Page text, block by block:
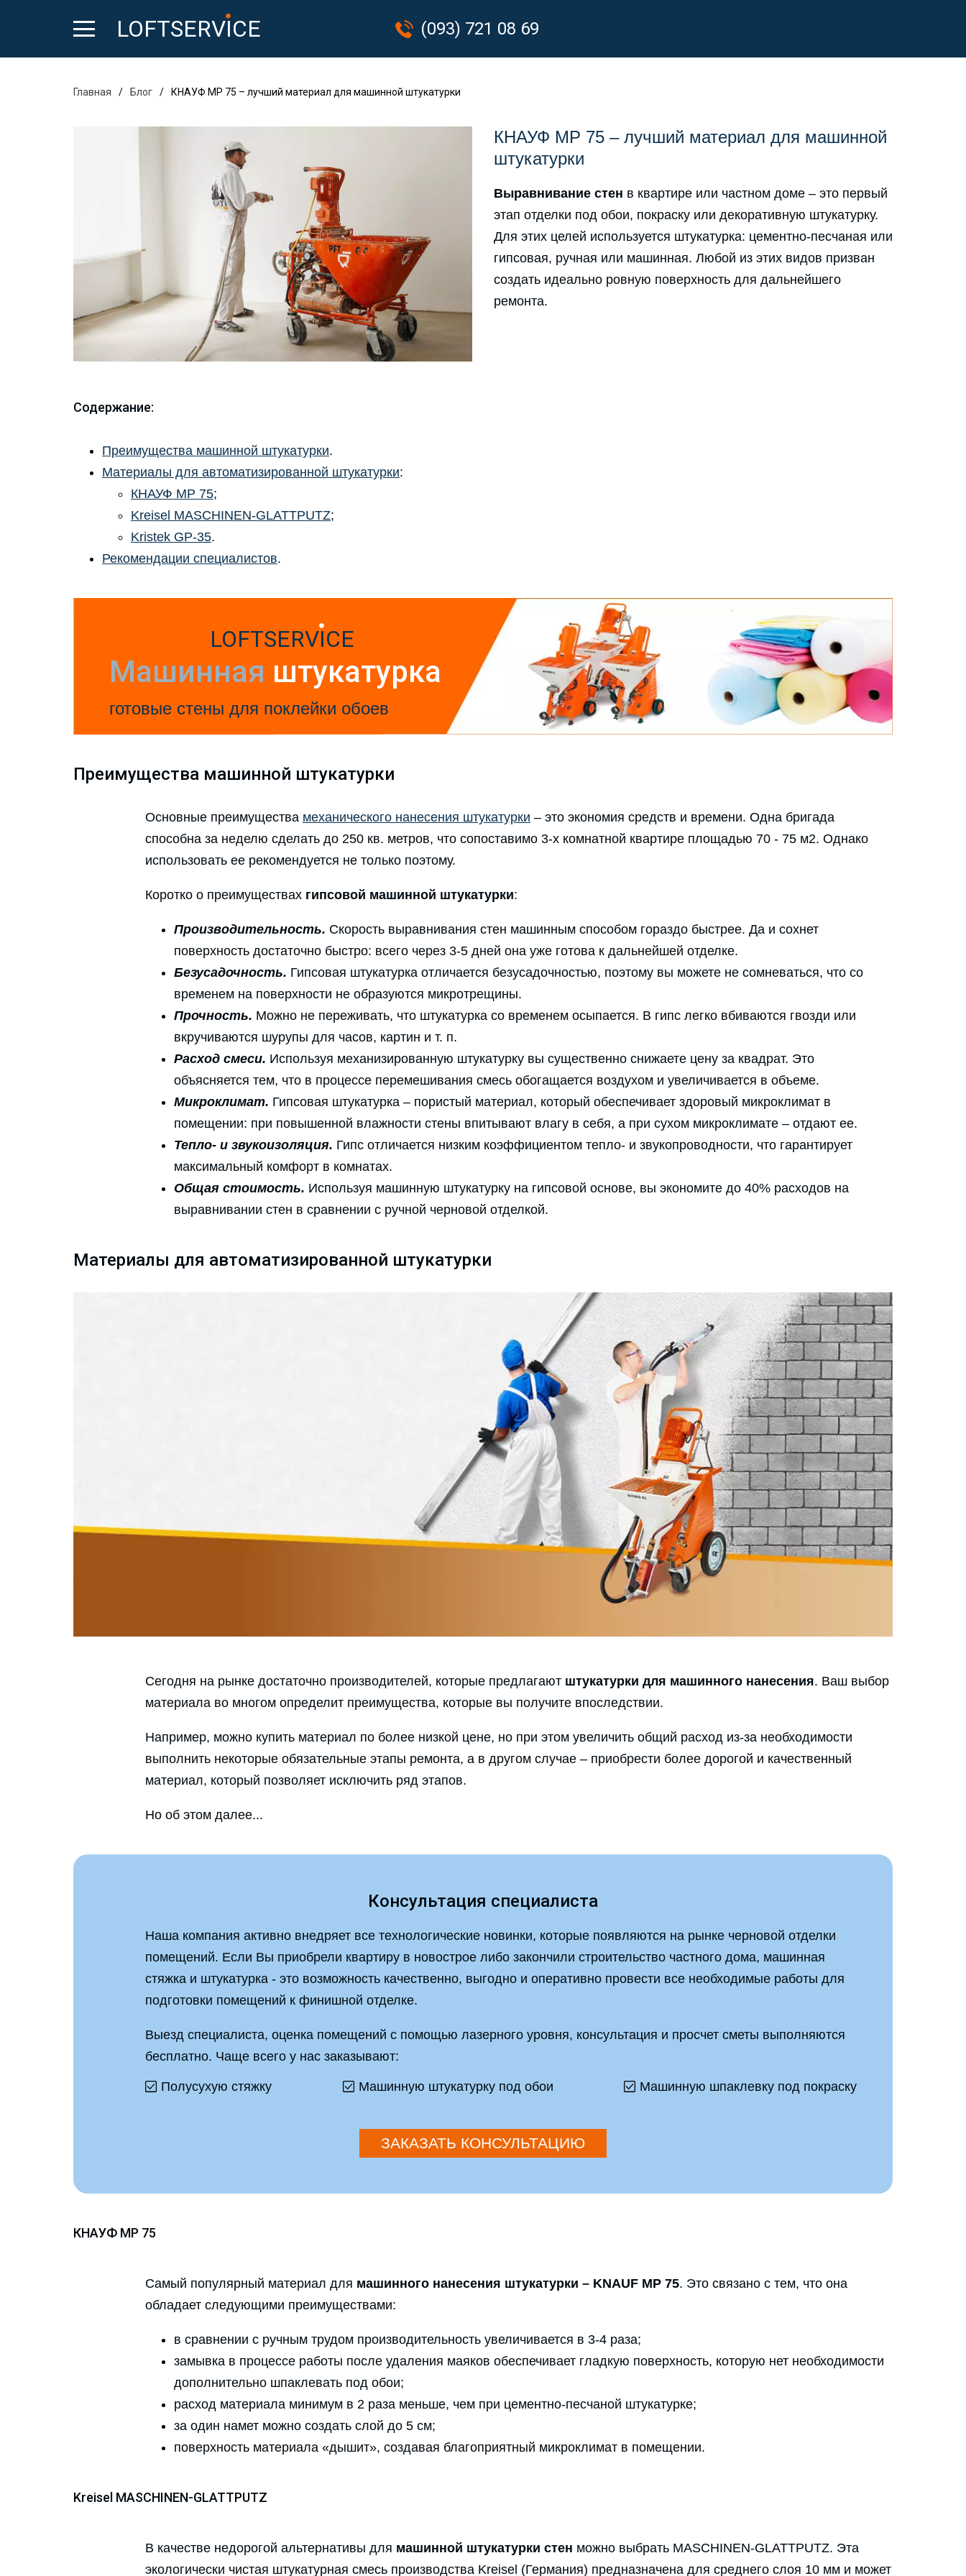
LOFTSERVICE (093) 721 08 69
Главная / Блог / КНАУФ MP 75 – лучший материал для машинной штукатурки
КНАУФ MP 75 – лучший материал для машинной
штукатурки
Выравнивание стен в квартире или частном доме – это первый
этап отделки под обои, покраску или декоративную штукатурку.
Для этих целей используется штукатурка: цементно-песчаная или
гипсовая, ручная или машинная. Любой из этих видов призван
создать идеально ровную поверхность для дальнейшего
ремонта.
Содержание:
Преимущества машинной штукатурки.
Материалы для автоматизированной штукатурки:
КНАУФ MP 75;
Kreisel MASCHINEN-GLATTPUTZ;
Kristek GP-35.
Рекомендации специалистов.
LOFTSERVICE
Машинная штукатурка
готовые стены для поклейки обоев
Преимущества машинной штукатурки
Основные преимущества механического нанесения штукатурки – это экономия средств и времени. Одна бригада
способна за неделю сделать до 250 кв. метров, что сопоставимо 3-х комнатной квартире площадью 70 - 75 м2. Однако
использовать ее рекомендуется не только поэтому.
Коротко о преимуществах гипсовой машинной штукатурки:
Производительность. Скорость выравнивания стен машинным способом гораздо быстрее. Да и сохнет
поверхность достаточно быстро: всего через 3-5 дней она уже готова к дальнейшей отделке.
Безусадочность. Гипсовая штукатурка отличается безусадочностью, поэтому вы можете не сомневаться, что со
временем на поверхности не образуются микротрещины.
Прочность. Можно не переживать, что штукатурка со временем осыпается. В гипс легко вбиваются гвозди или
вкручиваются шурупы для часов, картин и т. п.
Расход смеси. Используя механизированную штукатурку вы существенно снижаете цену за квадрат. Это
объясняется тем, что в процессе перемешивания смесь обогащается воздухом и увеличивается в объеме.
Микроклимат. Гипсовая штукатурка – пористый материал, который обеспечивает здоровый микроклимат в
помещении: при повышенной влажности стены впитывают влагу в себя, а при сухом микроклимате – отдают ее.
Тепло- и звукоизоляция. Гипс отличается низким коэффициентом тепло- и звукопроводности, что гарантирует
максимальный комфорт в комнатах.
Общая стоимость. Используя машинную штукатурку на гипсовой основе, вы экономите до 40% расходов на
выравнивании стен в сравнении с ручной черновой отделкой.
Материалы для автоматизированной штукатурки
Сегодня на рынке достаточно производителей, которые предлагают штукатурки для машинного нанесения. Ваш выбор
материала во многом определит преимущества, которые вы получите впоследствии.
Например, можно купить материал по более низкой цене, но при этом увеличить общий расход из-за необходимости
выполнить некоторые обязательные этапы ремонта, а в другом случае – приобрести более дорогой и качественный
материал, который позволяет исключить ряд этапов.
Но об этом далее...
Консультация специалиста
Наша компания активно внедряет все технологические новинки, которые появляются на рынке черновой отделки
помещений. Если Вы приобрели квартиру в новострое либо закончили строительство частного дома, машинная
стяжка и штукатурка - это возможность качественно, выгодно и оперативно провести все необходимые работы для
подготовки помещений к финишной отделке.
Выезд специалиста, оценка помещений с помощью лазерного уровня, консультация и просчет сметы выполняются
бесплатно. Чаще всего у нас заказывают:
Полусухую стяжку Машинную штукатурку под обои Машинную шпаклевку под покраску
ЗАКАЗАТЬ КОНСУЛЬТАЦИЮ
КНАУФ MP 75
Самый популярный материал для машинного нанесения штукатурки – KNAUF MP 75. Это связано с тем, что она
обладает следующими преимуществами:
в сравнении с ручным трудом производительность увеличивается в 3-4 раза;
замывка в процессе работы после удаления маяков обеспечивает гладкую поверхность, которую нет необходимости
дополнительно шпаклевать под обои;
расход материала минимум в 2 раза меньше, чем при цементно-песчаной штукатурке;
за один намет можно создать слой до 5 см;
поверхность материала «дышит», создавая благоприятный микроклимат в помещении.
Kreisel MASCHINEN-GLATTPUTZ
В качестве недорогой альтернативы для машинной штукатурки стен можно выбрать MASCHINEN-GLATTPUTZ. Эта
экологически чистая штукатурная смесь производства Kreisel (Германия) предназначена для среднего слоя 10 мм и может